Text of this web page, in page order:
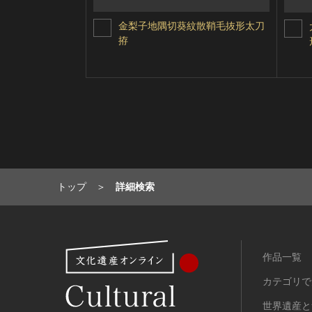
金梨子地隅切葵紋散鞘毛抜形太刀
拵
トップ 詳細検索
作品一覧
カテゴリ
世界遺産